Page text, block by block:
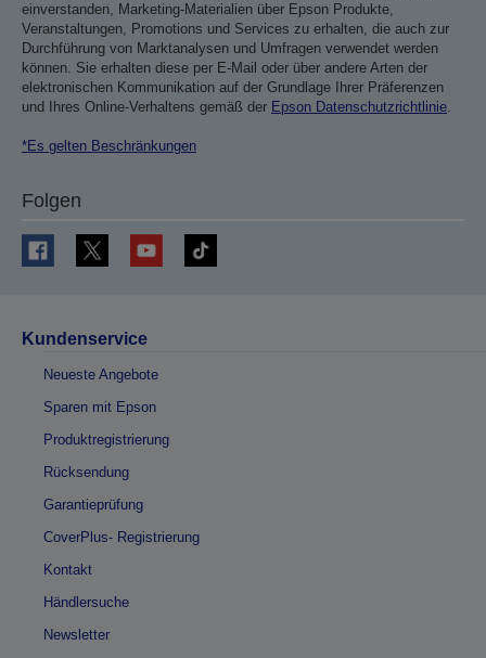
einverstanden, Marketing-Materialien über Epson Produkte,
Veranstaltungen, Promotions und Services zu erhalten, die auch zur
Durchführung von Marktanalysen und Umfragen verwendet werden
können. Sie erhalten diese per E-Mail oder über andere Arten der
elektronischen Kommunikation auf der Grundlage Ihrer Präferenzen
und Ihres Online-Verhaltens gemäß der Epson Datenschutzrichtlinie.
*Es gelten Beschränkungen
Folgen
Kundenservice
Neueste Angebote
Sparen mit Epson
Produktregistrierung
Rücksendung
Garantieprüfung
CoverPlus- Registrierung
Kontakt
Händlersuche
Newsletter